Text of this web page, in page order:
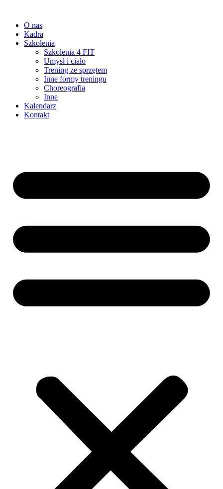
O nas
Kadra
Szkolenia
Szkolenia 4 FIT
Umysł i ciało
Trening ze sprzętem
Inne formy treningu
Choreografia
Inne
Kalendarz
Kontakt